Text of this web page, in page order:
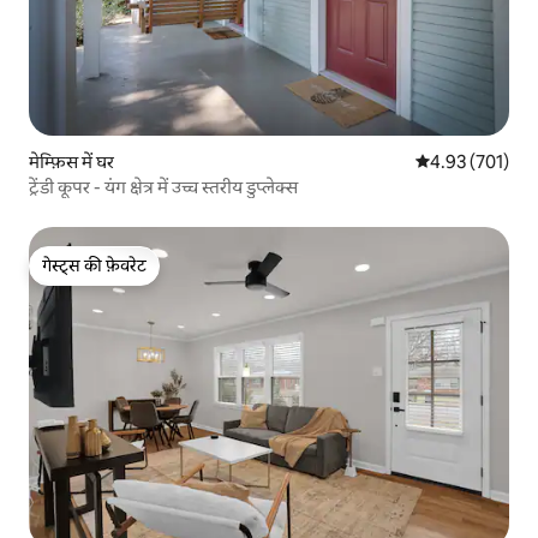
मेम्फ़िस में घर औसत रेटिंग 5 में से
4.93 (701)
ट्रेंडी कूपर - यंग क्षेत्र में उच्च स्तरीय डुप्लेक्स
गेस्ट्स की फ़ेवरेट
गेस्ट्स की फ़ेवरेट